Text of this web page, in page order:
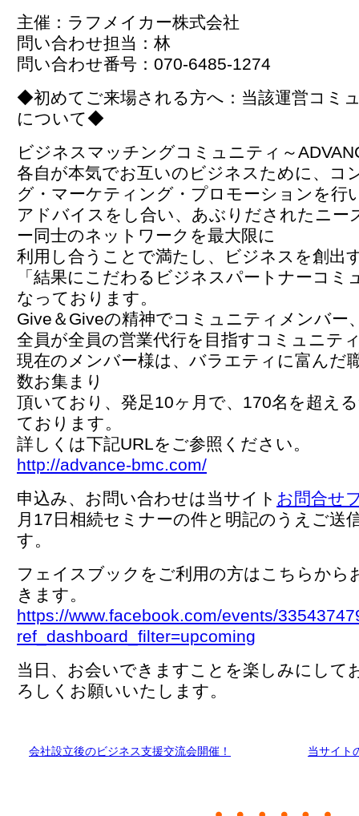
主催：ラフメイカー株式会社
問い合わせ担当：林
問い合わせ番号：070-6485-1274
◆初めてご来場される方へ：当該運営コミ
について◆
ビジネスマッチングコミュニティ～
各自が本気でお互いのビジネスために、コ
グ・マーケティング・プロモーションを行
アドバイスをし合い、あぶりだされたニー
ー同士のネットワークを最大限に
利用し合うことで満たし、ビジネスを創出
「結果にこだわるビジネスパートナーコミ
なっております。
Give＆Giveの精神でコミュニティメンバー
全員が全員の営業代行を目指すコミュニテ
現在のメンバー様は、バラエティに富んだ
数お集まり
頂いており、発足10ヶ月で、170名を超え
ております。
詳しくは下記URLをご参照ください。
http://advance-bmc.com/
申込み、お問い合わせは当サイト お問合せ
月17日相続セミナーの件と明記のうえご送
す。
フェイスブックをご利用の方はこちらから
きます。
https://www.facebook.com/events/
ref_dashboard_filter=upcoming
当日、お会いできますことを楽しみにして
ろしくお願いいたします。
会社設立後のビジネス支援交流会開催！ 当サイト